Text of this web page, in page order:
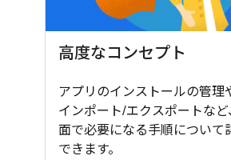
高度なコンセプト
アプリのインストールの管理
インポート/エクスポートな
面で必要になる手順について
できます。